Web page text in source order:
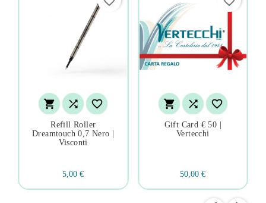
  
Refill Roller
Dreamtouch 0,7 Nero |
Visconti
5,00 €
  
Gift Card € 50 |
Vertecchi
50,00 €